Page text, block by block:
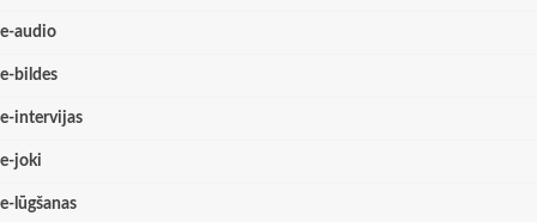
e-audio
e-bildes
e-intervijas
e-joki
e-lūgšanas